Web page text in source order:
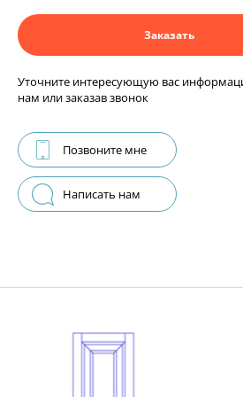
Заказать
Уточните интересующую вас
нам или заказав звонок
Позвоните мне
Написать нам